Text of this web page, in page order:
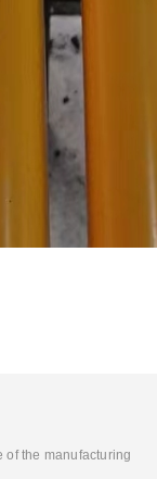
of the manufacturing